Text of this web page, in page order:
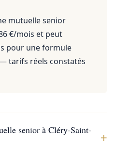
mutuelle senior
€/mois et peut
pour une formule
tarifs réels constatés
senior à Cléry-Saint-
+